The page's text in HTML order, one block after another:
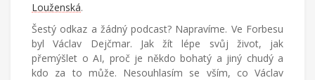
Louženská.
Šestý odkaz a žádný podcast? Napravíme. Ve Forbesu
byl Václav Dejčmar. Jak žít lépe svůj život, jak
přemýšlet o AI, proč je někdo bohatý a jiný chudý a
kdo za to může. Nesouhlasím se vším, co Václav